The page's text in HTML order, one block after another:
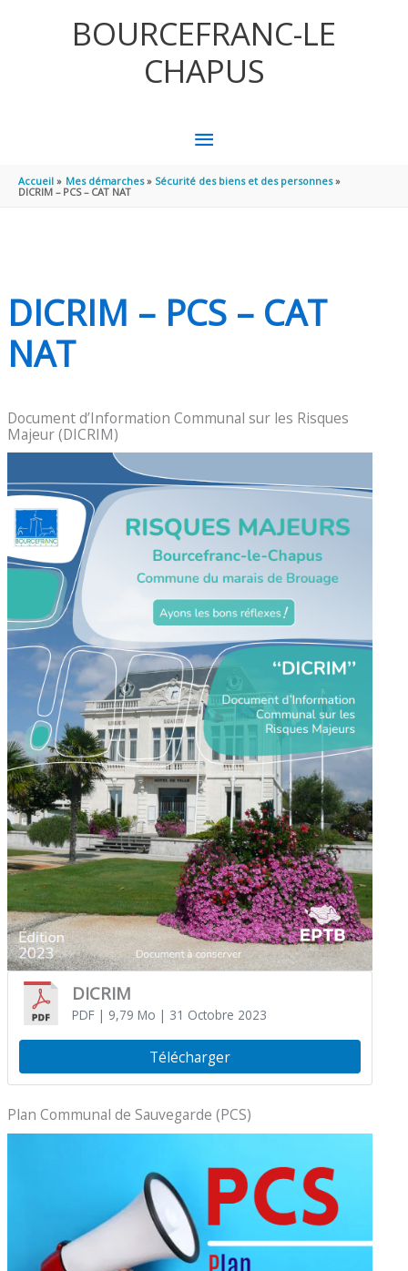
BOURCEFRANC-LE
CHAPUS
MENU
PRINCIPAL
Accueil Mes démarches
Sécurité des biens et des personnes
DICRIM – PCS – CAT NAT
DICRIM – PCS – CAT
NAT
Document d’Information Communal sur les Risques
Majeur (DICRIM)
DICRIM
PDF| 9,79 Mo | 31 Octobre 2023
Télécharger
Plan Communal de Sauvegarde (PCS)